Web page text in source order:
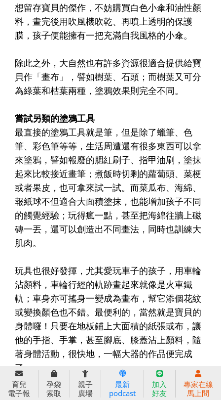
想留存寶貝的傑作，不妨購買白色小傘和油性顏
料，畫完後用吹風機吹乾、再噴上透明的保護
膜，孩子便能擁有一把充滿自我風格的小傘。
除此之外，大自然也有許多資源很適合提供給寶
貝作「畫布」，譬如樹葉、石頭；而樹葉又可分
為綠葉和枯葉兩種，塗鴉效果則完全不同。
嘗試另類的塗鴉工具
最直接的塗鴉工具就是筆，但是除了蠟筆、色
筆、彩色筆等等，生活周遭還有很多東西可以拿
來塗鴉，譬如報廢的腮紅刷子、指甲油刷，塗抹
起來比較接近畫筆；煮飯時切剩的蘿蔔頭、菜梗
或者果皮，也可拿來試一試。而菜瓜布、海綿、
報紙球不但適合大面積塗抹，也能增加孩子不同
的觸覺經驗；玩得瘋一點，甚至把海綿往牆上磁
磚一丟，還可以創造出不同畫法，同時也訓練大
肌肉。
玩具也很好發揮，尤其愛玩車子的孩子，用車輪
沾顏料，車輪行經的軌跡畫起來就像是火車鐵
軌；車身亦可搖身一變成為畫布，幫它添個花紋
或變換顏色也不錯。最便利的，當然就是寶貝的
身體囉！只要在地板鋪上大面積的紙張或布，讓
他的手指、手掌，甚至腳底、膝蓋沾上顏料，隨
著身體活動，很快地，一幅大器的作品便完成
了。
多欣賞、多鼓勵，不批評、不干擾
育兒
電子報
孕袋
索取
親子
廣場
最新
podcast
加入
好友
專家在線
馬上問